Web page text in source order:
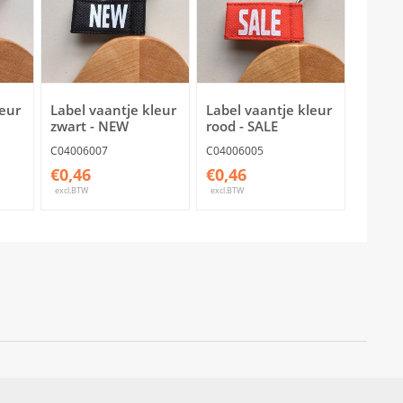
Label vaantje kleur
zwart - NEW
C04006007
€0,46
excl.BTW
Label vaantje kleur
rood - SALE
C04006005
€0,46
excl.BTW